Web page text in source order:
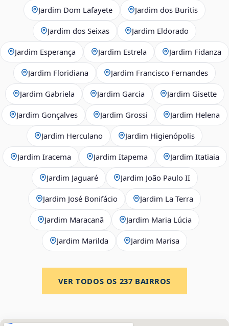
Jardim Dom Lafayete Jardim dos Buritis
Jardim dos Seixas Jardim Eldorado
Jardim Esperança Jardim Estrela Jardim Fidanza
Jardim Floridiana Jardim Francisco Fernandes
Jardim Gabriela Jardim Garcia Jardim Gisette
Jardim Gonçalves Jardim Grossi Jardim Helena
Jardim Herculano Jardim Higienópolis
Jardim Iracema Jardim Itapema Jardim Itatiaia
Jardim Jaguaré Jardim João Paulo II
Jardim José Bonifácio Jardim La Terra
Jardim Maracanã Jardim Maria Lúcia
Jardim Marilda Jardim Marisa
VER TODOS OS 237 BAIRROS